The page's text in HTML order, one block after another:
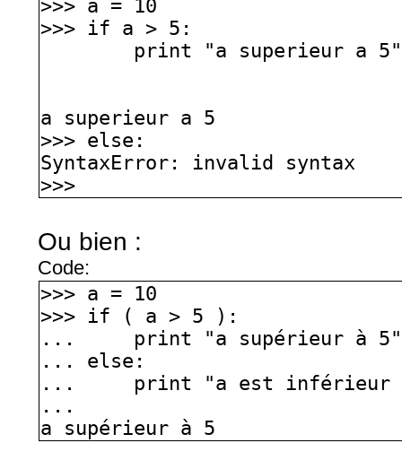
>>> a = 10
>>> if a > 5:
print "a superieur a 5"
a superieur a 5
>>> else:
SyntaxError: invalid syntax
>>>
Ou bien :
Code:
>>> a = 10
>>> if ( a > 5 ):
... print "a supérieur à 5"
... else:
... print "a est inférieur
...
a supérieur à 5